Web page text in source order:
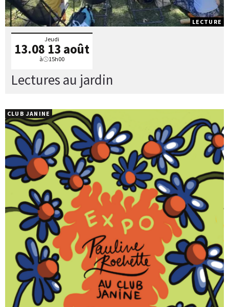
Lectures au jardin
Jeudi
13.08 13 août
à 15h00
LECTURE
CLUB JANINE